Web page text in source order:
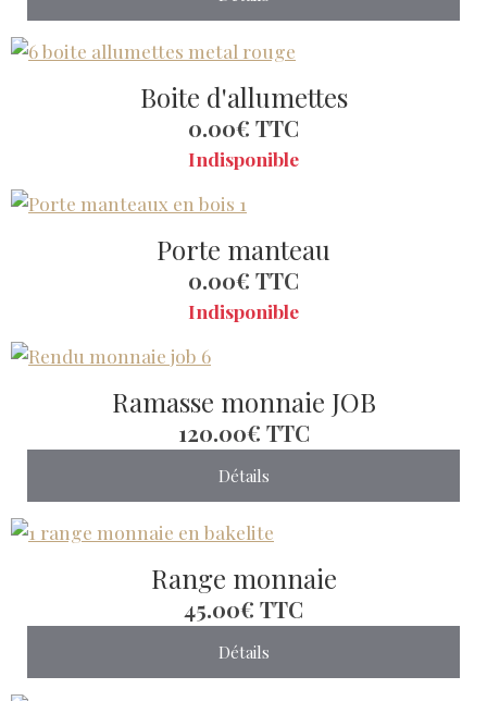
Boite d'allumettes
0.00€ TTC
Indisponible
Porte manteau
0.00€ TTC
Indisponible
Ramasse monnaie JOB
120.00€ TTC
Détails
Range monnaie
45.00€ TTC
Détails